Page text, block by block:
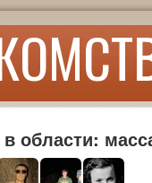
Интересы
Юмор
области: